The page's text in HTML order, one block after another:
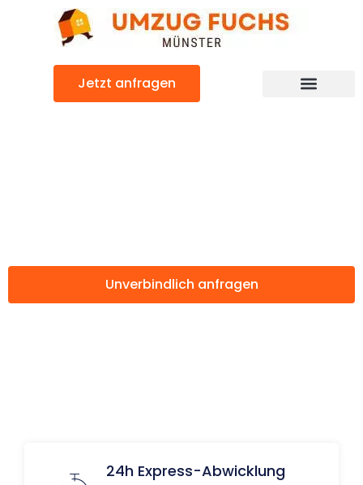
Jetzt anfragen
Unverbindlich anfragen
24h Express-Abwicklung